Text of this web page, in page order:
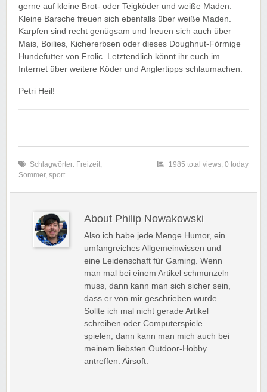
gerne auf kleine Brot- oder Teigköder und weiße Maden.
Kleine Barsche freuen sich ebenfalls über weiße Maden.
Karpfen sind recht genügsam und freuen sich auch über
Mais, Boilies, Kichererbsen oder dieses Doughnut-Förmige
Hundefutter von Frolic. Letztendlich könnt ihr euch im
Internet über weitere Köder und Anglertipps schlaumachen.
Petri Heil!
Schlagwörter: Freizeit,
Sommer, sport
1985 total views, 0 today
About Philip Nowakowski
Also ich habe jede Menge Humor, ein
umfangreiches Allgemeinwissen und
eine Leidenschaft für Gaming. Wenn
man mal bei einem Artikel schmunzeln
muss, dann kann man sich sicher sein,
dass er von mir geschrieben wurde.
Sollte ich mal nicht gerade Artikel
schreiben oder Computerspiele
spielen, dann kann man mich auch bei
meinem liebsten Outdoor-Hobby
antreffen: Airsoft.